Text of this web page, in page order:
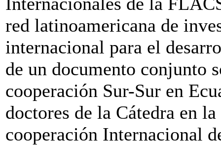
red latinoamericana de
internacional para el
de un documento conjunto
cooperación Sur-Sur en
doctores de la Cátedra en
cooperación Internacional